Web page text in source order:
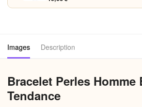
Images Description
Bracelet Perles Homme
Tendance